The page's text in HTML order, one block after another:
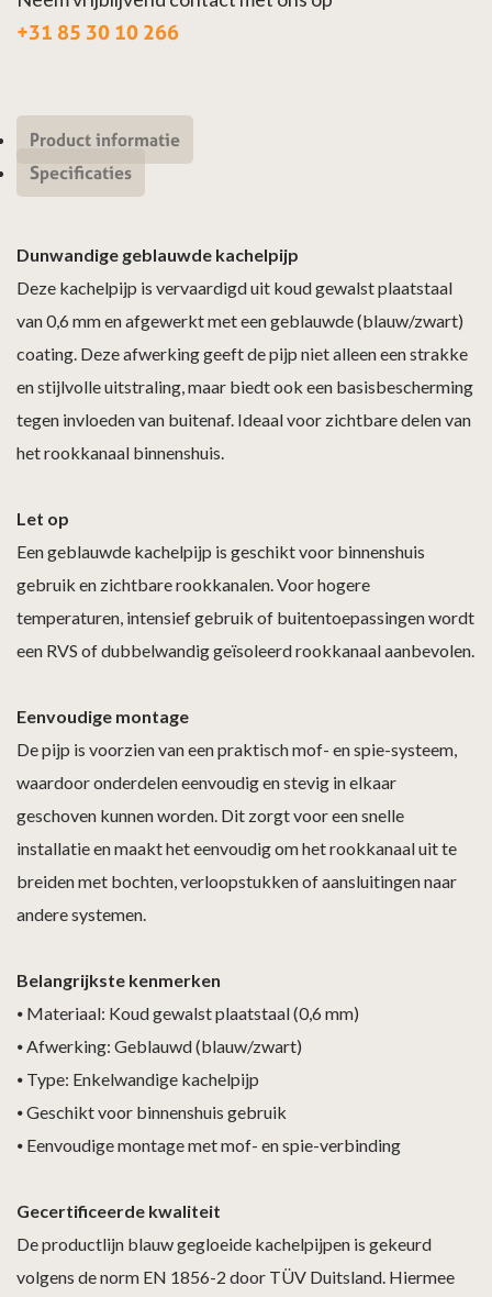
+31 85 30 10 266
Product informatie
Specificaties
Dunwandige geblauwde kachelpijp
Deze kachelpijp is vervaardigd uit koud gewalst plaatstaal
van 0,6 mm en afgewerkt met een geblauwde (blauw/zwart)
coating. Deze afwerking geeft de pijp niet alleen een strakke
en stijlvolle uitstraling, maar biedt ook een basisbescherming
tegen invloeden van buitenaf. Ideaal voor zichtbare delen van
het rookkanaal binnenshuis.
Let op
Een geblauwde kachelpijp is geschikt voor binnenshuis
gebruik en zichtbare rookkanalen. Voor hogere
temperaturen, intensief gebruik of buitentoepassingen wordt
een RVS of dubbelwandig geïsoleerd rookkanaal aanbevolen.
Eenvoudige montage
De pijp is voorzien van een praktisch mof- en spie-systeem,
waardoor onderdelen eenvoudig en stevig in elkaar
geschoven kunnen worden. Dit zorgt voor een snelle
installatie en maakt het eenvoudig om het rookkanaal uit te
breiden met bochten, verloopstukken of aansluitingen naar
andere systemen.
Belangrijkste kenmerken
⦁ Materiaal: Koud gewalst plaatstaal (0,6 mm)
⦁Afwerking: Geblauwd (blauw/zwart)
⦁ Type: Enkelwandige kachelpijp
⦁Geschikt voor binnenshuis gebruik
⦁ Eenvoudige montage met mof- en spie-verbinding
Gecertificeerde kwaliteit
De productlijn blauw gegloeide kachelpijpen is gekeurd
volgens de norm EN 1856-2 door TÜV Duitsland. Hiermee